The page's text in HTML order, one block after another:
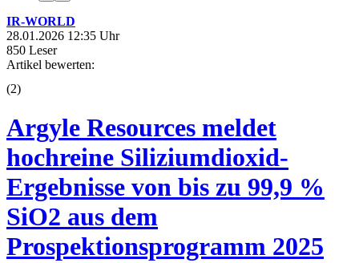
IR-WORLD
28.01.2026 12:35 Uhr
850 Leser
Artikel bewerten:
(2)
Argyle Resources meldet
hochreine Siliziumdioxid-
Ergebnisse von bis zu 99,9 %
SiO2 aus dem
Prospektionsprogramm 2025